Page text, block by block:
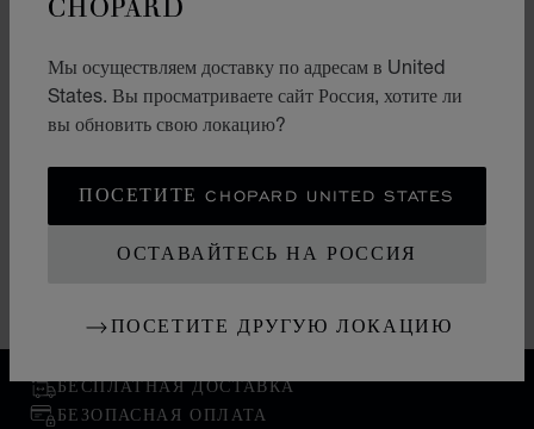
Мы осуществляем доставку по адресам в United
States. Вы просматриваете сайт Россия, хотите ли
вы обновить свою локацию?
ПОСЕТИТЕ CHOPARD UNITED STATES
ОСТАВАЙТЕСЬ НА РОССИЯ
ПОСЕТИТЕ ДРУГУЮ ЛОКАЦИЮ
КАТЕГОРИИ
Смотреть
L.U.C.
БЕСПЛАТНАЯ ДОСТАВКА
БЕЗОПАСНАЯ ОПЛАТА